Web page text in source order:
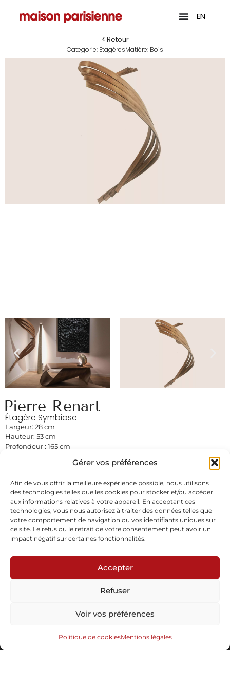
Gérer vos préférences
Afin de vous offrir la meilleure expérience possible, nous utilisons
des technologies telles que les cookies pour stocker et/ou accéder
aux informations relatives à votre appareil. En acceptant ces
technologies, vous nous autorisez à traiter des données telles que
votre comportement de navigation ou vos identifiants uniques sur
ce site. Le refus ou le retrait de votre consentement peut avoir un
impact négatif sur certaines fonctionnalités.
Accepter
Refuser
Voir vos préférences
Politique de cookiesMentions légales
EN
< Retour
Categorie: EtagèresMatière: Bois
Pierre Renart
Étagère Symbiose
Largeur: 28 cm
Hauteur: 53 cm
Profondeur : 165 cm
Demande d'informations Télécharger la fiche
Abonnez-vous à notre newsletter